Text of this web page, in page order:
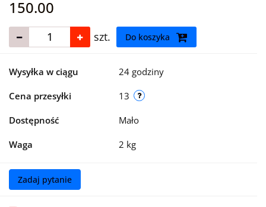
150.00
szt. Do koszyka
Wysyłka w ciągu 24 godziny
Cena przesyłki 13
Dostępność Mało
Waga 2 kg
Zadaj pytanie